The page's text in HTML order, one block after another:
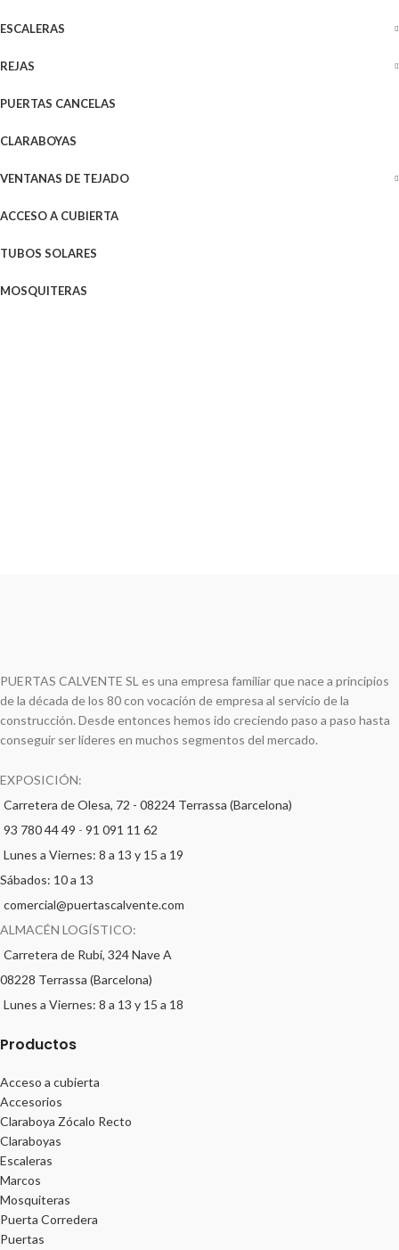
ESCALERAS
REJAS
PUERTAS CANCELAS
CLARABOYAS
VENTANAS DE TEJADO
ACCESO A CUBIERTA
TUBOS SOLARES
MOSQUITERAS
PUERTAS CALVENTE SL es una empresa familiar que nace a principios
de la década de los 80 con vocación de empresa al servicio de la
construcción. Desde entonces hemos ido creciendo paso a paso hasta
conseguir ser líderes en muchos segmentos del mercado.
EXPOSICIÓN:
Carretera de Olesa, 72 - 08224 Terrassa (Barcelona)
93 780 44 49 - 91 091 11 62
Lunes a Viernes: 8 a 13 y 15 a 19
Sábados: 10 a 13
comercial@puertascalvente.com
ALMACÉN LOGÍSTICO:
Carretera de Rubí, 324 Nave A
08228 Terrassa (Barcelona)
Lunes a Viernes: 8 a 13 y 15 a 18
Productos
Acceso a cubierta
Accesorios
Claraboya Zócalo Recto
Claraboyas
Escaleras
Marcos
Mosquiteras
Puerta Corredera
Puertas